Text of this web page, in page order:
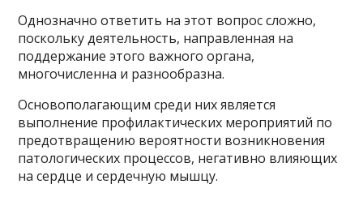
Однозначно ответить на этот вопрос сложно,
поскольку деятельность, направленная на
поддержание этого важного органа,
многочисленна и разнообразна.
Основополагающим среди них является
выполнение профилактических мероприятий по
предотвращению вероятности возникновения
патологических процессов, негативно влияющих
на сердце и сердечную мышцу.